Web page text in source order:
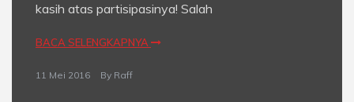
kasih atas partisipasinya! Salah
BACA SELENGKAPNYA
11 Mei 2016 By Raff